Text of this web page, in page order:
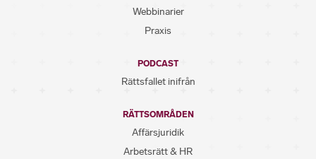
Webbinarier
Praxis
PODCAST
Rättsfallet inifrån
RÄTTSOMRÅDEN
Affärsjuridik
Arbetsrätt & HR